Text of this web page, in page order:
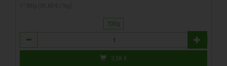
100g
Anzahl
3,59 €